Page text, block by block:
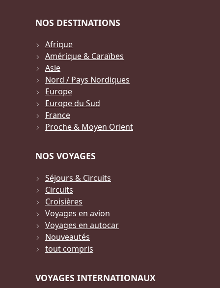
NOS DESTINATIONS
Afrique
Amérique & Caraïbes
Asie
Nord / Pays Nordiques
Europe
Europe du Sud
France
Proche & Moyen Orient
NOS VOYAGES
Séjours & Circuits
Circuits
Croisières
Voyages en avion
Voyages en autocar
Nouveautés
tout compris
VOYAGES INTERNATIONAUX